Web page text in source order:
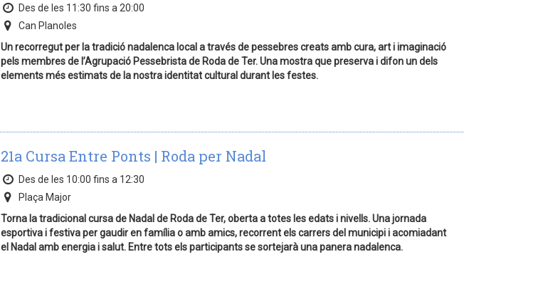
Des de les 11:30 fins a 20:00
Can Planoles
Un recorregut per la tradició nadalenca local a través de pessebres creats amb cura, art i imaginació
pels membres de l’Agrupació Pessebrista de Roda de Ter. Una mostra que preserva i difon un dels
elements més estimats de la nostra identitat cultural durant les festes.
21a Cursa Entre Ponts | Roda per Nadal
Des de les 10:00 fins a 12:30
Plaça Major
Torna la tradicional cursa de Nadal de Roda de Ter, oberta a totes les edats i nivells. Una jornada
esportiva i festiva per gaudir en família o amb amics, recorrent els carrers del municipi i acomiadant
el Nadal amb energia i salut. Entre tots els participants se sortejarà una panera nadalenca.